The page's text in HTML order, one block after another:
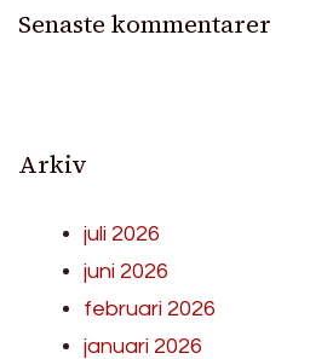
Senaste kommentarer
Arkiv
juli 2026
juni 2026
februari 2026
januari 2026